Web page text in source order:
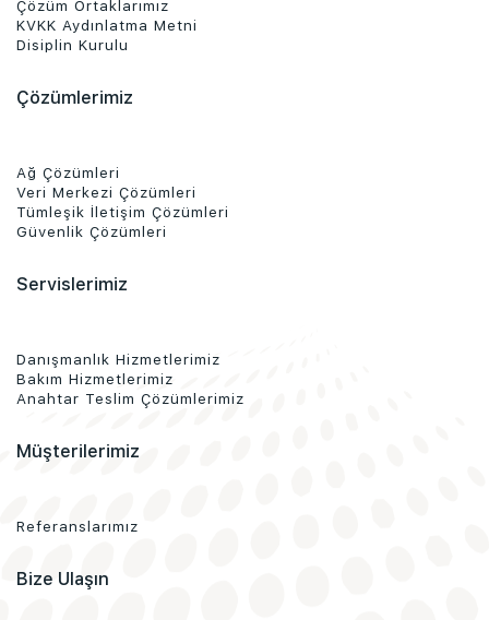
Çözüm Ortaklarımız
KVKK Aydınlatma Metni
Disiplin Kurulu
Çözümlerimiz
Ağ Çözümleri
Veri Merkezi Çözümleri
Tümleşik İletişim Çözümleri
Güvenlik Çözümleri
Servislerimiz
Danışmanlık Hizmetlerimiz
Bakım Hizmetlerimiz
Anahtar Teslim Çözümlerimiz
Müşterilerimiz
Referanslarımız
Bize Ulaşın